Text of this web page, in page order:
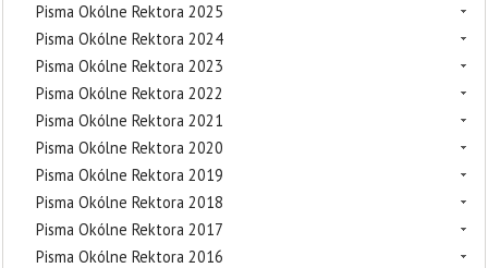
Pisma Okólne Rektora 2025
Pisma Okólne Rektora 2024
Pisma Okólne Rektora 2023
Pisma Okólne Rektora 2022
Pisma Okólne Rektora 2021
Pisma Okólne Rektora 2020
Pisma Okólne Rektora 2019
Pisma Okólne Rektora 2018
Pisma Okólne Rektora 2017
Pisma Okólne Rektora 2016